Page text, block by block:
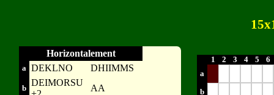
Horizontalement
a DEKLNO DHIIMMS
b
DEIMORSU
AA
1 2 3 4 5
6
a
b